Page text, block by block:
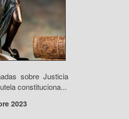
sobre Justicia
constituciona...
2023